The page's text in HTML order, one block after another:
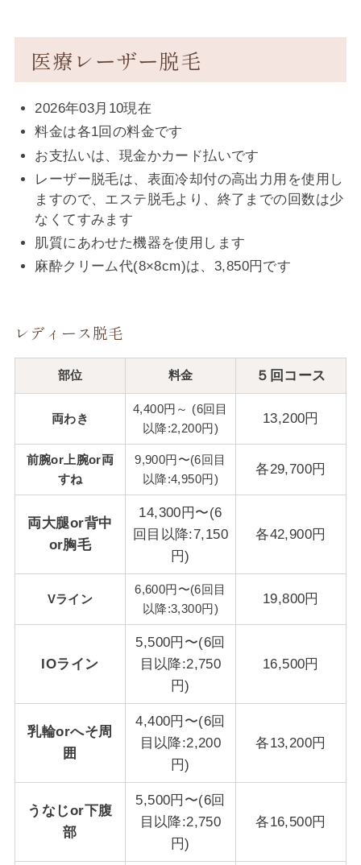
医療レーザー脱毛
2026年03月10現在
料金は各1回の料金です
お支払いは、現金かカード払いです
レーザー脱毛は、表面冷却付の高出力用を使用し
ますので、エステ脱毛より、終了までの回数は少
なくてすみます
肌質にあわせた機器を使用します
麻酔クリーム代(8×8cm)は、3,850円です
レディース脱毛
部位 料金 ５回コース
両わき
4,400円～ (6回目
以降:2,200円)
13,200円
前腕or上腕or両
すね
9,900円〜(6回目
以降:4,950円)
各29,700円
両大腿or背中
or胸毛
14,300円〜(6
回目以降:7,150
円)
各42,900円
Vライン
6,600円〜(6回目
以降:3,300円)
19,800円
IOライン
5,500円〜(6回
目以降:2,750
円)
16,500円
乳輪orへそ周
囲
4,400円〜(6回
目以降:2,200
円)
各13,200円
うなじor下腹
部
5,500円〜(6回
目以降:2,750
円)
各16,500円